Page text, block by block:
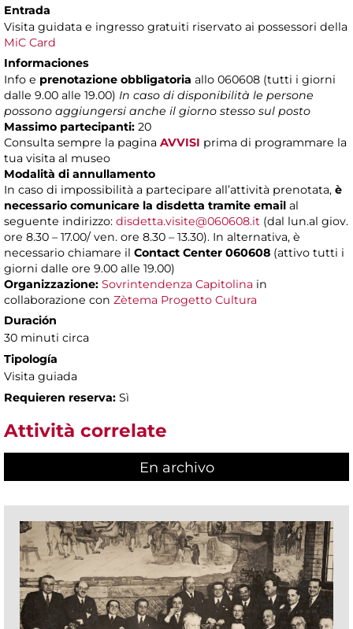
Entrada
Visita guidata e ingresso gratuiti riservato ai possessori della
MiC Card
Informaciones
Info e prenotazione obbligatoria allo 060608 (tutti i giorni
dalle 9.00 alle 19.00) In caso di disponibilità le persone
possono aggiungersi anche il giorno stesso sul posto
Massimo partecipanti: 20
Consulta sempre la pagina AVVISI prima di programmare la
tua visita al museo
Modalità di annullamento
In caso di impossibilità a partecipare all’attività prenotata, è
necessario comunicare la disdetta tramite email al
seguente indirizzo: disdetta.visite@060608.it (dal lun.al giov.
ore 8.30 – 17.00/ ven. ore 8.30 – 13.30). In alternativa, è
necessario chiamare il Contact Center 060608 (attivo tutti i
giorni dalle ore 9.00 alle 19.00)
Organizzazione: Sovrintendenza Capitolina in
collaborazione con Zètema Progetto Cultura
Duración
30 minuti circa
Tipología
Visita guiada
Requieren reserva: Sì
Attività correlate
En archivo